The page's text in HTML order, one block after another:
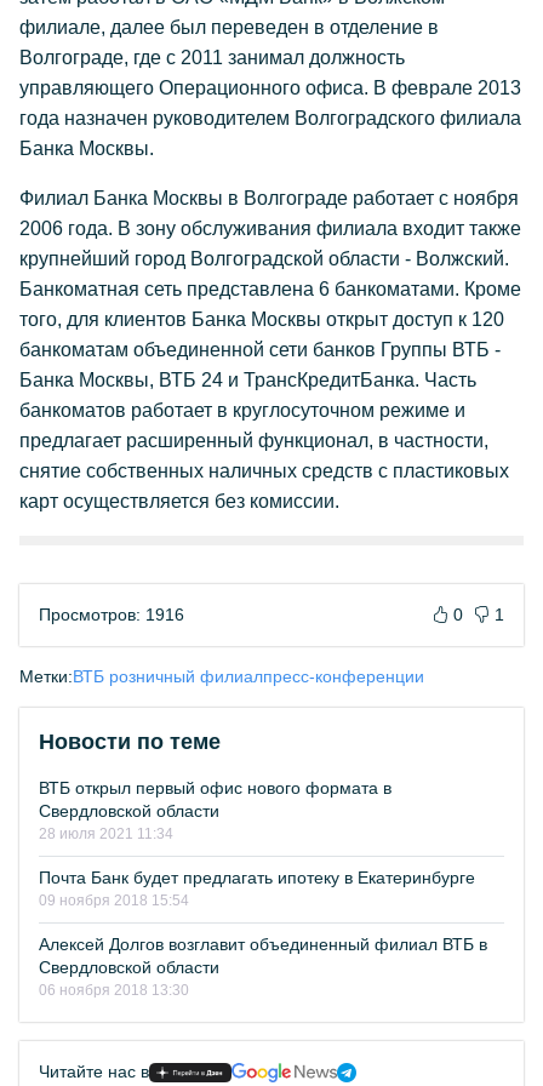
филиале, далее был переведен в отделение в
Волгограде, где с 2011 занимал должность
управляющего Операционного офиса. В феврале 2013
года назначен руководителем Волгоградского филиала
Банка Москвы.
Филиал Банка Москвы в Волгограде работает с ноября
2006 года. В зону обслуживания филиала входит также
крупнейший город Волгоградской области - Волжский.
Банкоматная сеть представлена 6 банкоматами. Кроме
того, для клиентов Банка Москвы открыт доступ к 120
банкоматам объединенной сети банков Группы ВТБ -
Банка Москвы, ВТБ 24 и ТрансКредитБанка. Часть
банкоматов работает в круглосуточном режиме и
предлагает расширенный функционал, в частности,
снятие собственных наличных средств с пластиковых
карт осуществляется без комиссии.
Просмотров: 1916 0 1
Метки:ВТБ розничный филиалпресс-конференции
Новости по теме
ВТБ открыл первый офис нового формата в
Свердловской области
28 июля 2021 11:34
Почта Банк будет предлагать ипотеку в Екатеринбурге
09 ноября 2018 15:54
Алексей Долгов возглавит объединенный филиал ВТБ в
Свердловской области
06 ноября 2018 13:30
Читайте нас в